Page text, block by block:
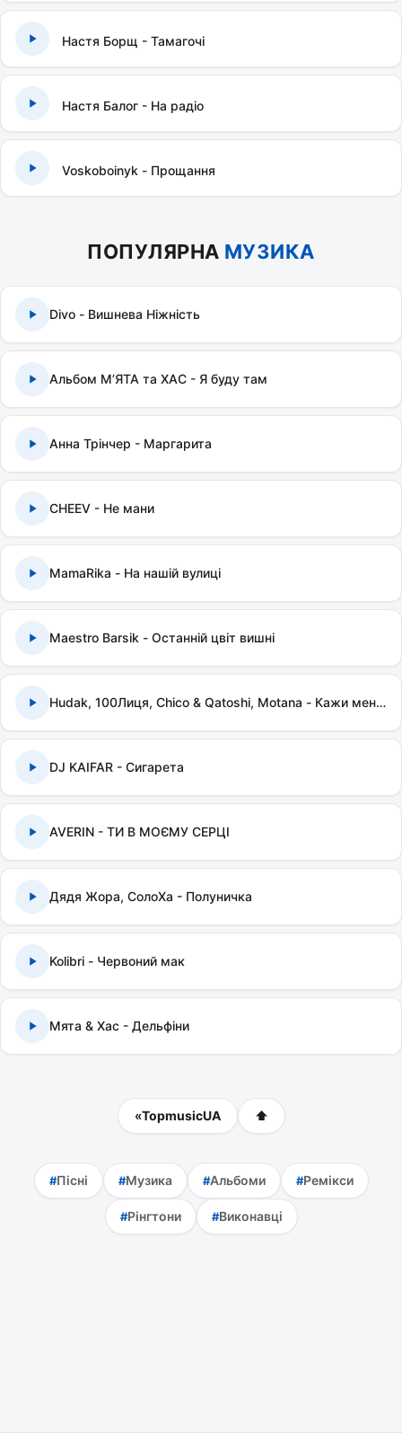
Настя Борщ - Тамагочі
Настя Балог - На радіо
Voskoboinyk - Прощання
ПОПУЛЯРНА МУЗИКА
Divo - Вишнева Ніжність
Альбом МʼЯТА та ХАС - Я буду там
Анна Трінчер - Маргарита
CHEEV - Не мани
MamaRika - На нашій вулиці
Maestro Barsik - Останній цвіт вишні
Hudak, 100Лиця, Chico & Qatoshi, Motana - Кажи мені правду
DJ KAIFAR - Сигарета
AVERIN - ТИ В МОЄМУ СЕРЦІ
Дядя Жора, СолоХа - Полуничка
Kolibri - Червоний мак
Мята & Хас - Дельфіни
«TopmusicUA ⬆
Пісні Музика Альбоми Ремікси
Рінгтони Виконавці